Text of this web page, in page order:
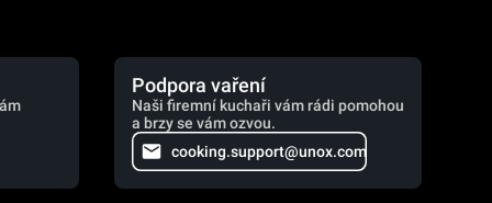
Podpora vaření
Naši firemní kuchaři vám rádi pomohou
a brzy se vám ozvou.
cooking.support@unox.com